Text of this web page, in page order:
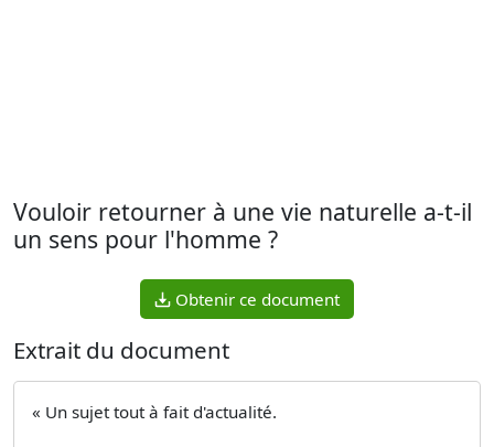
Vouloir retourner à une vie naturelle a-t-il
un sens pour l'homme ?
Obtenir ce document
Extrait du document
« Un sujet tout à fait d'actualité.